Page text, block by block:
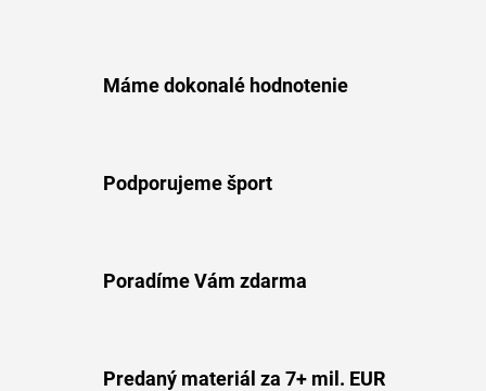
Máme dokonalé hodnotenie
Podporujeme šport
Poradíme Vám zdarma
Predaný materiál za 7+ mil. EUR